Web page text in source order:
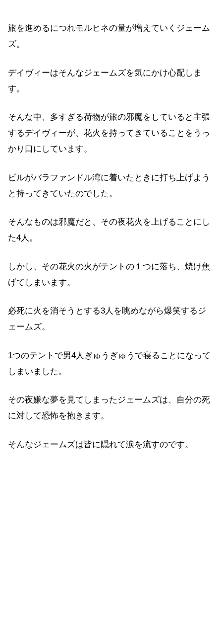
旅を進めるにつれモルヒネの量が増えていくジェーム
ズ。
デイヴィーはそんなジェームズを気にかけ心配しま
す。
そんな中、多すぎる荷物が旅の邪魔をしていると主張
するデイヴィーが、花火を持ってきていることをうっ
かり口にしています。
ビルがバラファンドル湾に着いたときに打ち上げよう
と持ってきていたのでした。
そんなものは邪魔だと、その夜花火を上げることにし
た4人。
しかし、その花火の火がテントの１つに落ち、焼け焦
げてしまいます。
必死に火を消そうとする3人を眺めながら爆笑するジ
ェームズ。
1つのテントで男4人ぎゅうぎゅうで寝ることになって
しまいました。
その夜嫌な夢を見てしまったジェームズは、自分の死
に対して恐怖を抱きます。
そんなジェームズは皆に隠れて涙を流すのです。